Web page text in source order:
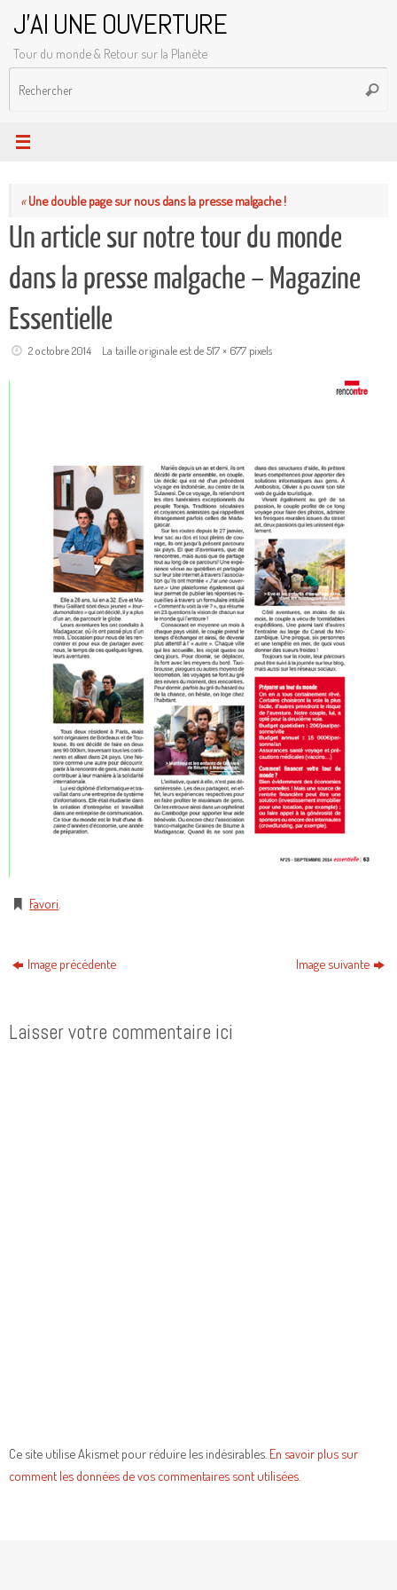
contenu
J'AI UNE OUVERTURE
Tour du monde & Retour sur la Planète
«Une double page sur nous dans la presse malgache !
Un article sur notre tour du monde
dans la presse malgache – Magazine
Essentielle
2 octobre 2014 La taille originale est de517 × 677pixels
Favori
Image précédente Image suivante
Laisser votre commentaire ici
Ce site utilise Akismet pour réduire les indésirables. En savoir plus sur
comment les données de vos commentaires sont utilisées